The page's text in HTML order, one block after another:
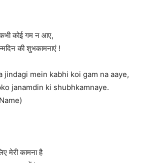
कोई गम न आए,
की शुभकामनाएं !
jindagi mein kabhi koi gam na aaye,
janamdin ki shubhkamnaye.
मेरी कामना है